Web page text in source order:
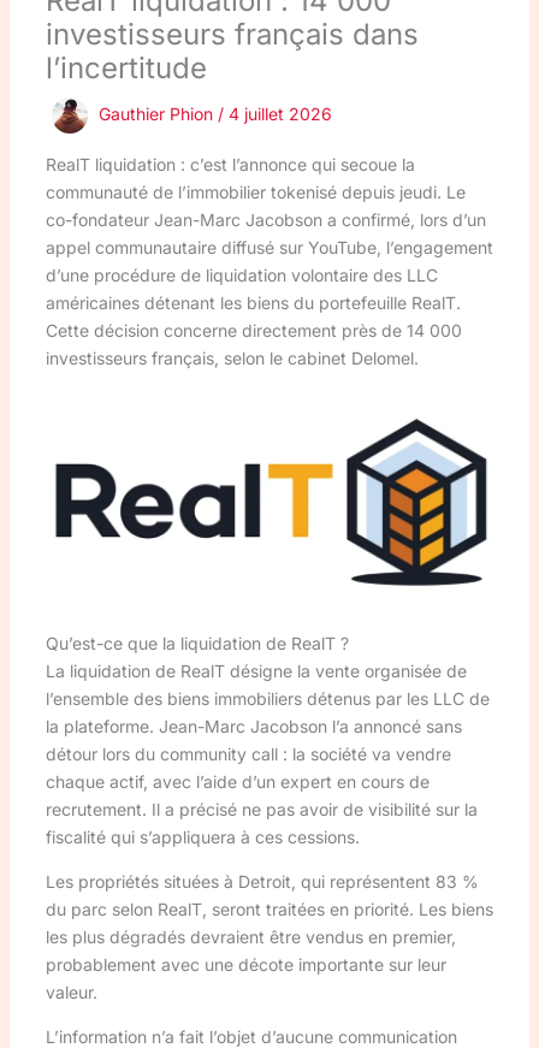
investisseurs français dans
l’incertitude
Gauthier Phion / 4 juillet 2026
RealT liquidation : c’est l’annonce qui secoue la
communauté de l’immobilier tokenisé depuis jeudi. Le
co-fondateur Jean-Marc Jacobson a confirmé, lors d’un
appel communautaire diffusé sur YouTube, l’engagement
d’une procédure de liquidation volontaire des LLC
américaines détenant les biens du portefeuille RealT.
Cette décision concerne directement près de 14 000
investisseurs français, selon le cabinet Delomel.
Qu’est-ce que la liquidation de RealT ?
La liquidation de RealT désigne la vente organisée de
l’ensemble des biens immobiliers détenus par les LLC de
la plateforme. Jean-Marc Jacobson l’a annoncé sans
détour lors du community call : la société va vendre
chaque actif, avec l’aide d’un expert en cours de
recrutement. Il a précisé ne pas avoir de visibilité sur la
fiscalité qui s’appliquera à ces cessions.
Les propriétés situées à Detroit, qui représentent 83 %
du parc selon RealT, seront traitées en priorité. Les biens
les plus dégradés devraient être vendus en premier,
probablement avec une décote importante sur leur
valeur.
L’information n’a fait l’objet d’aucune communication